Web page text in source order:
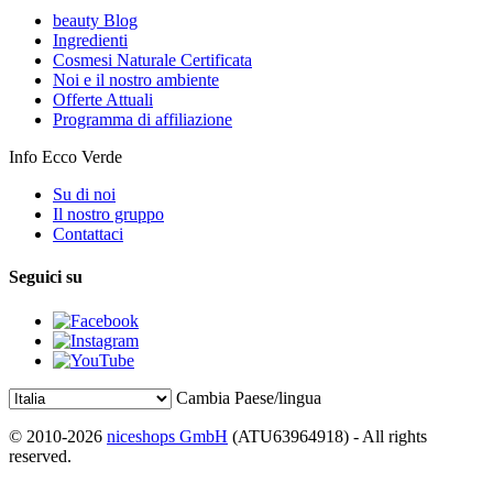
beauty Blog
Ingredienti
Cosmesi Naturale Certificata
Noi e il nostro ambiente
Offerte Attuali
Programma di affiliazione
Info Ecco Verde
Su di noi
Il nostro gruppo
Contattaci
Seguici su
Cambia Paese/lingua
© 2010-2026 niceshops GmbH (ATU63964918) - All rights
reserved.